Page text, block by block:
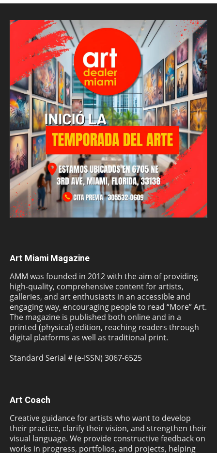
Art Miami Magazine
AMM was founded in 2012 with the aim of providing
high-quality, comprehensive content for artists,
galleries, and art enthusiasts in an accessible and
engaging way, encouraging people to read “More” Art.
The magazine is published both online and in a
printed (physical) edition, reaching readers through
digital platforms as well as traditional print.
Standard Serial # (e-ISSN) 3067-6525
Art Coach
Creative guidance for artists who want to develop
their practice, clarify their vision, and strengthen their
visual language. We provide constructive feedback on
works in progress, portfolios, and projects, helping